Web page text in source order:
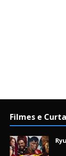
Filmes e